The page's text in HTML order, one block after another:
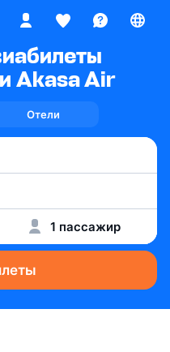
Akasa Air
Отели
1 пассажир